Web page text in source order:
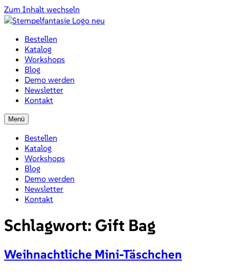
Zum Inhalt wechseln
Bestellen
Katalog
Workshops
Blog
Demo werden
Newsletter
Kontakt
Menü
Bestellen
Katalog
Workshops
Blog
Demo werden
Newsletter
Kontakt
Schlagwort: Gift Bag
Weihnachtliche Mini-Täschchen